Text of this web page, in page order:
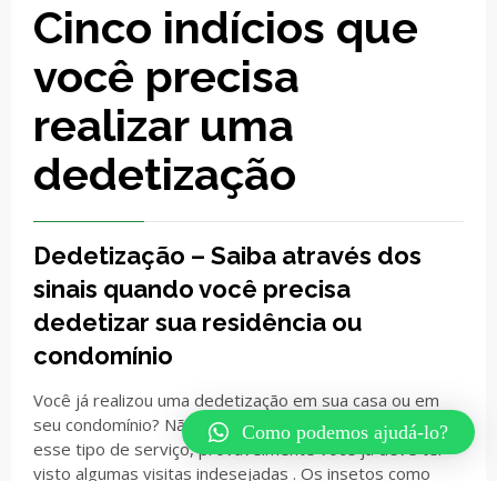
Cinco indícios que
você precisa
realizar uma
dedetização
Dedetização – Saiba através dos
sinais quando você precisa
dedetizar sua residência ou
condomínio
Você já realizou uma dedetização em sua casa ou em
seu condomínio? Não? Caso ainda não tenha realizado
esse tipo de serviço, provavelmente você já deve ter
visto algumas visitas indesejadas . Os insetos como
Como podemos ajudá-lo?